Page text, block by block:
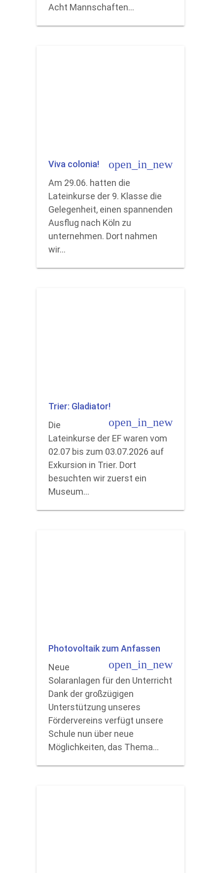
Acht Mannschaften…
Viva colonia! open_in_new
Am 29.06. hatten die
Lateinkurse der 9. Klasse die
Gelegenheit, einen spannenden
Ausflug nach Köln zu
unternehmen. Dort nahmen
wir…
Trier: Gladiator!
open_in_new
Die
Lateinkurse der EF waren vom
02.07 bis zum 03.07.2026 auf
Exkursion in Trier. Dort
besuchten wir zuerst ein
Museum…
Photovoltaik zum Anfassen
open_in_new
Neue
Solaranlagen für den Unterricht
Dank der großzügigen
Unterstützung unseres
Fördervereins verfügt unsere
Schule nun über neue
Möglichkeiten, das Thema…